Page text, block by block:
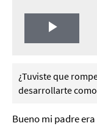
Play
¿Tuviste que
desarrollarte
Bueno mi padre